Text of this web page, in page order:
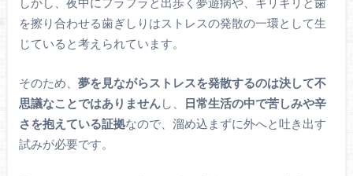
を擦り合わせる歯ぎしりはストレスの発散の一環として生
じていると考えられています。
そのため、 夢を見ながらストレスを発散するのは決して不
思議なことではありませんし、
日常生活の中で苦しみや辛
さを抱えている証拠なので、溜め込まずに外へと吐き出す
試みが必要です。